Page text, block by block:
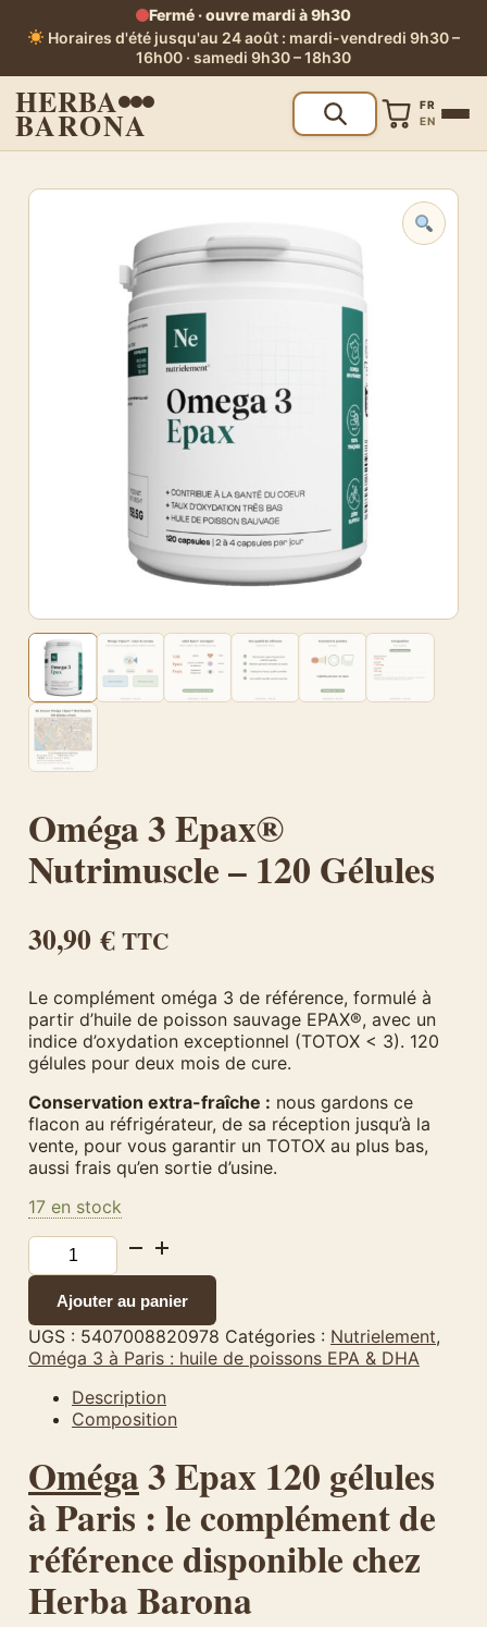
Fermé · ouvre mardi à 9h30
Horaires d'été jusqu'au 24 août : mardi-vendredi 9h30 –
16h00 · samedi 9h30 – 18h30
HERBA
BARONA
FR
EN
Oméga 3 Epax®
Nutrimuscle – 120 Gélules
30,90€TTC
Le complément oméga 3 de référence, formulé à
partir d’huile de poisson sauvage EPAX®, avec un
indice d’oxydation exceptionnel (TOTOX < 3). 120
gélules pour deux mois de cure.
Conservation extra-fraîche : nous gardons ce
flacon au réfrigérateur, de sa réception jusqu’à la
vente, pour vous garantir un TOTOX au plus bas,
aussi frais qu’en sortie d’usine.
17 en stock
quantité
de
Epax®
Nutrimuscle
120
Gélules
Ajouter au panier
UGS : 5407008820978 Catégories : Nutrielement,
Oméga 3 à Paris : huile de poissons EPA & DHA
Description
Composition
Oméga3 Epax 120 gélules
à Paris : le complément de
référence disponible chez
Herba Barona